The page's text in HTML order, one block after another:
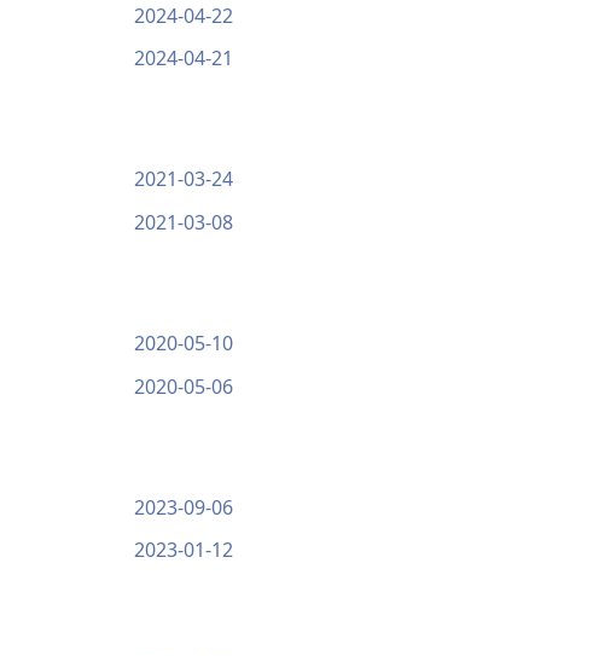
2024-04-22
2024-04-21
2021-03-24
2021-03-08
2020-05-10
2020-05-06
2023-09-06
2023-01-12